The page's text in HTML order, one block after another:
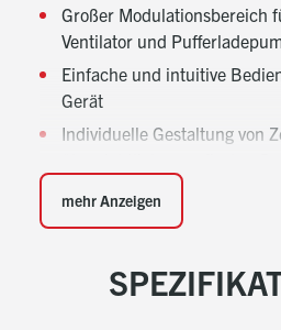
Großer Modulationsbereich
Ventilator und
Einfache und intuitive
Gerät
Individuelle Gestaltung von
Integrierte
Hauptschalter im Gerät
einfache Aufschaltung,
mehr Anzeigen